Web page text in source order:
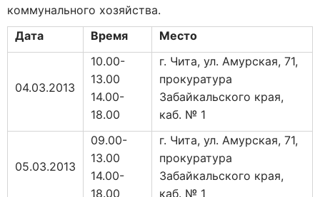
коммунального хозяйства.
Дата
Время Место
04.03.2013
10.00-
13.00
14.00-
18.00
г. Чита, ул. Амурская, 71,
прокуратура
Забайкальского края,
каб. № 1
05.03.2013
09.00-
13.00
14.00-
18.00
г. Чита, ул. Амурская, 71,
прокуратура
Забайкальского края,
каб. № 1